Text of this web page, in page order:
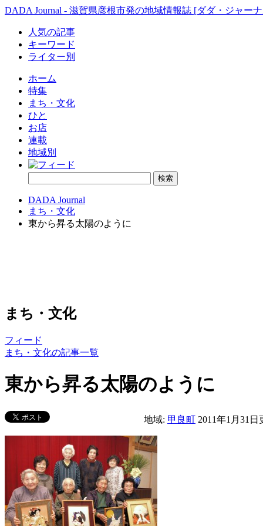
DADA Journal - 滋賀県彦根市発の地域情報誌 [ダダ・ジャー
人気の記事
キーワード
ライター別
ホーム
特集
まち・文化
ひと
お店
連載
地域別
DADA Journal
まち・文化
東から昇る太陽のように
まち・文化
フィード
まち・文化の記事一覧
東から昇る太陽のように
地域: 甲良町 2011年1月31日